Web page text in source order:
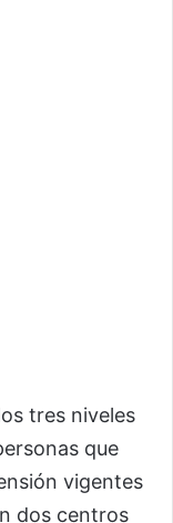
tres niveles
que
vigentes
dos centros